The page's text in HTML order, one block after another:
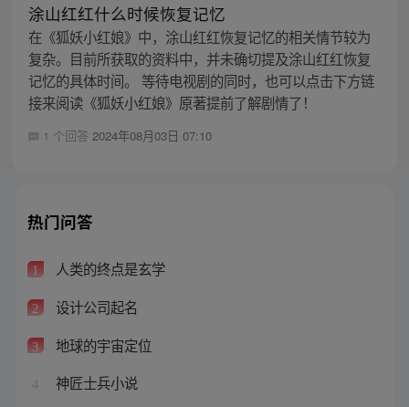
涂山红红什么时候恢复记忆
在《狐妖小红娘》中，涂山红红恢复记忆的相关情节较为
复杂。目前所获取的资料中，并未确切提及涂山红红恢复
记忆的具体时间。 等待电视剧的同时，也可以点击下方链
接来阅读《狐妖小红娘》原著提前了解剧情了！
1 个回答 2024年08月03日 07:10
热门问答
1 人类的终点是玄学
2 设计公司起名
3 地球的宇宙定位
4 神匠士兵小说